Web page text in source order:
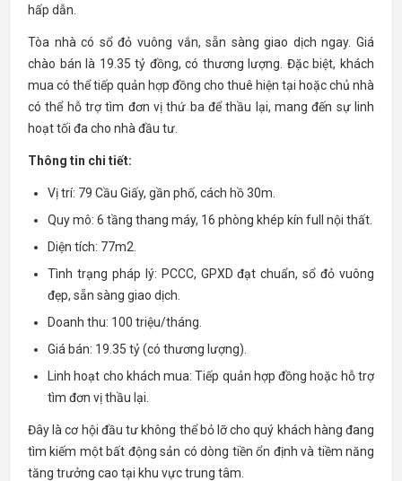
hấp dẫn.
Tòa nhà có sổ đỏ vuông vắn, sẵn sàng giao dịch ngay. Giá
chào bán là 19.35 tỷ đồng, có thương lượng. Đặc biệt, khách
mua có thể tiếp quản hợp đồng cho thuê hiện tại hoặc chủ nhà
có thể hỗ trợ tìm đơn vị thứ ba để thầu lại, mang đến sự linh
hoạt tối đa cho nhà đầu tư.
Thông tin chi tiết:
Vị trí: 79 Cầu Giấy, gần phố, cách hồ 30m.
Quy mô: 6 tầng thang máy, 16 phòng khép kín full nội thất.
Diện tích: 77m2.
Tình trạng pháp lý: PCCC, GPXD đạt chuẩn, sổ đỏ vuông
đẹp, sẵn sàng giao dịch.
Doanh thu: 100 triệu/tháng.
Giá bán: 19.35 tỷ (có thương lượng).
Linh hoạt cho khách mua: Tiếp quản hợp đồng hoặc hỗ trợ
tìm đơn vị thầu lại.
Đây là cơ hội đầu tư không thể bỏ lỡ cho quý khách hàng đang
tìm kiếm một bất động sản có dòng tiền ổn định và tiềm năng
tăng trưởng cao tại khu vực trung tâm.